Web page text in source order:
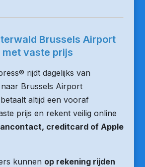
Brussels Airport
vaste prijs
rijdt dagelijks van
Brussels Airport
altijd een vooraf
prijs en rekent veilig online
creditcard of Apple
kunnen op rekening rijden